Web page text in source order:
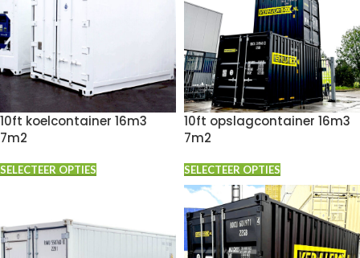
10ft koelcontainer 16m3
7m2
SELECTEER OPTIES
10ft opslagcontainer 16m3
7m2
SELECTEER OPTIES